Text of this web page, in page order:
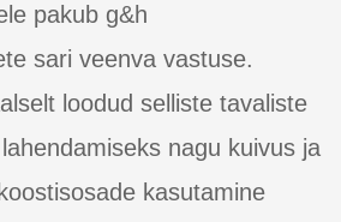
pakub g&h
sari veenva vastuse.
loodud selliste tavaliste
nagu kuivus ja
kasutamine